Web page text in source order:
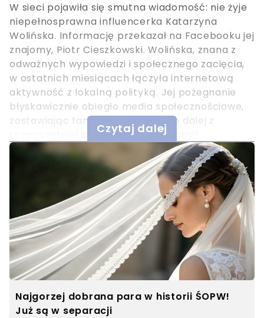
W sieci pojawiła się smutna wiadomość: nie żyje
niepełnosprawna influencerka Katarzyna
Wolińska. Informację przekazał na Facebooku jej
znajomy, Piotr Cieszkowski. Wolińska, znana z
odważnych wypowiedzi i społecznego zacięcia,
w ostatnich miesiącach łączyła internetową
aktywność z lokalną polityką. Jej pożegnanie
błyskawicznie obiegło media społecznościowe,
zostawiając fanów z pytaniem: co dalej z
rozpoczętymi przez nią inicjatywami?
Czytaj dalej
Najgorzej dobrana para w historii ŚOPW!
Już są w separacji